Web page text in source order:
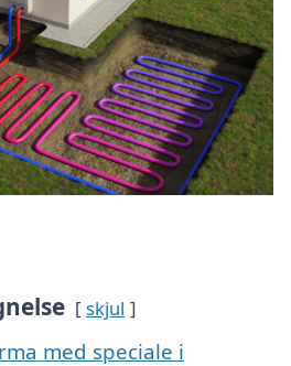
skjul
med speciale i